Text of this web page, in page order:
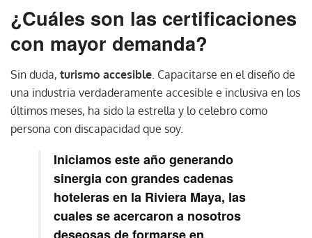
¿Cuáles son las certificaciones
con mayor demanda?
Sin duda, turismo accesible . Capacitarse en el diseño de
una industria verdaderamente accesible e inclusiva en los
últimos meses, ha sido la estrella y lo celebro como
persona con discapacidad que soy.
Iniciamos este año generando
sinergia con grandes cadenas
hoteleras en la Riviera Maya, las
cuales se acercaron a nosotros
deseosas de formarse en